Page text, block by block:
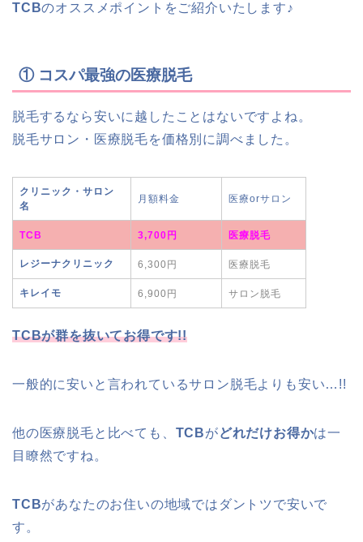
TCBのオススメポイントをご紹介いたします♪
① コスパ最強の医療脱毛
脱毛するなら安いに越したことはないですよね。
脱毛サロン・医療脱毛を価格別に調べました。
クリニック・サロン
名
月額料金 医療orサロン
TCB 3,700円 医療脱毛
レジーナクリニック 6,300円 医療脱毛
キレイモ 6,900円 サロン脱毛
TCBが群を抜いてお得です!!
一般的に安いと言われているサロン脱毛よりも安い…!!
他の医療脱毛と比べても、 TCBがどれだけお得かは一
目瞭然ですね。
TCBがあなたのお住いの地域ではダントツで安いで
す。